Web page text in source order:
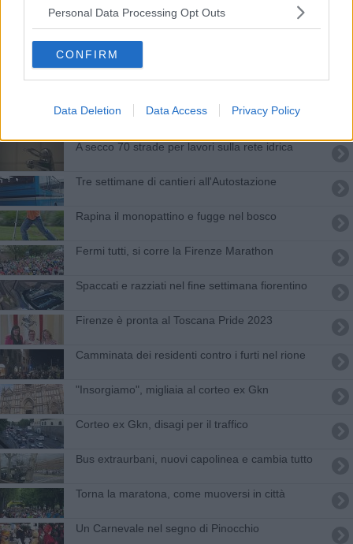
Personal Data Processing Opt Outs
CONFIRM
Data Deletion Data Access Privacy Policy
Firenze Marathon, occhio ai divieti, sospesa la T2
Sulla nuova strada c'è una collina di rifiuti
Il Covid non ferma i cantieri aperti a Firenze
Diecimila luci a led in oltre 500 strade
A secco 70 strade per lavori sulla rete idrica
Tre settimane di cantieri all'Autostazione
Rapina il monopattino e fugge nel bosco
Fermi tutti, si corre la Firenze Marathon
Spaccati e razziati nel fine settimana fiorentino
Firenze è pronta al Toscana Pride 2023
Camminata dei residenti contro i furti nel rione
"Insorgiamo", migliaia al corteo ex Gkn
Corteo ex Gkn, disagi per il traffico
​Bus extraurbani, nuovi capolinea e cambia tutto
Torna la maratona, come muoversi in città
Un Carnevale nel segno di Pinocchio